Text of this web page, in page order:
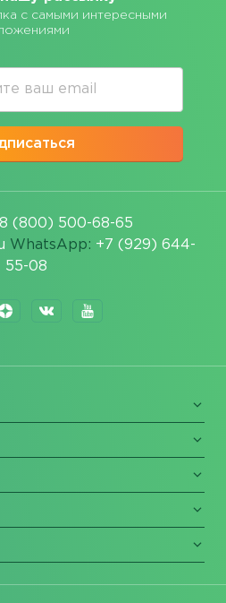
с самыми интересными
8 (800) 500-68-65
WhatsApp: +7 (929) 644-
55-08